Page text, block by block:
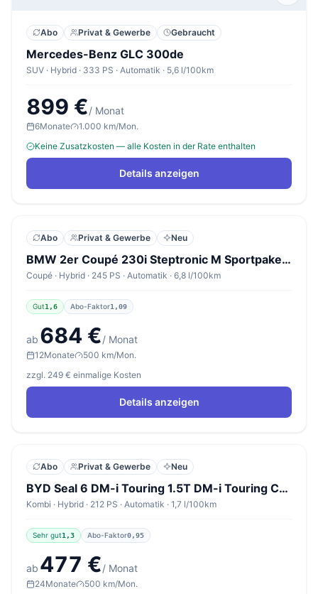
Abo Privat & Gewerbe Gebraucht
Mercedes-Benz GLC 300de
SUV · Hybrid · 333 PS · Automatik · 5,6 l/100km
899 €/ Monat
6Monate
1.000 km/Mon.
Keine Zusatzkosten — alle Kosten in der Rate enthalten
Details anzeigen
Abo Privat & Gewerbe Neu
BMW 2er Coupé 230i Steptronic M Sportpaket Pro
Coupé · Hybrid · 245 PS · Automatik · 6,8 l/100km
Gut1,6 Abo-Faktor1,09
ab 684 €/ Monat
12Monate
500 km/Mon.
zzgl. 249 € einmalige Kosten
Details anzeigen
Abo Privat & Gewerbe Neu
BYD Seal 6 DM-i Touring 1.5T DM-i Touring Comfort
Kombi · Hybrid · 212 PS · Automatik · 1,7 l/100km
Sehr gut1,3 Abo-Faktor0,95
ab 477 €/ Monat
24Monate
500 km/Mon.